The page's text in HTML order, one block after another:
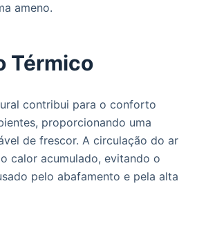
ameno.
Térmico
contribui para o conforto
proporcionando uma
de frescor. A circulação do ar
calor acumulado, evitando o
pelo abafamento e pela alta